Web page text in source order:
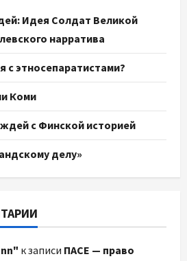
Идея Солдат Великой
нарратива
с этносепаратистами?
Коми
с Финской историей
делу»
к записи ПАСЕ — право